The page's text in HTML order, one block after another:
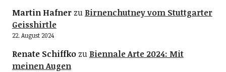
Martin Hafnerzu Birnenchutney vom Stuttgarter
Geisshirtle
22. August 2024
Renate Schiffkozu Biennale Arte 2024: Mit
meinen Augen